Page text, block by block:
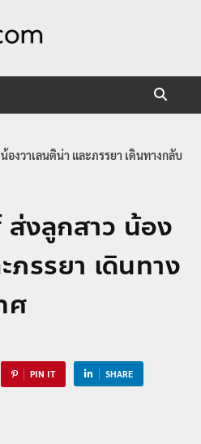
องวาเลนติน่า และภรรยา เดินทางกลับ
งลูกสาว น้อง
ภรรยา เดินทาง
ศ
PIN IT SHARE